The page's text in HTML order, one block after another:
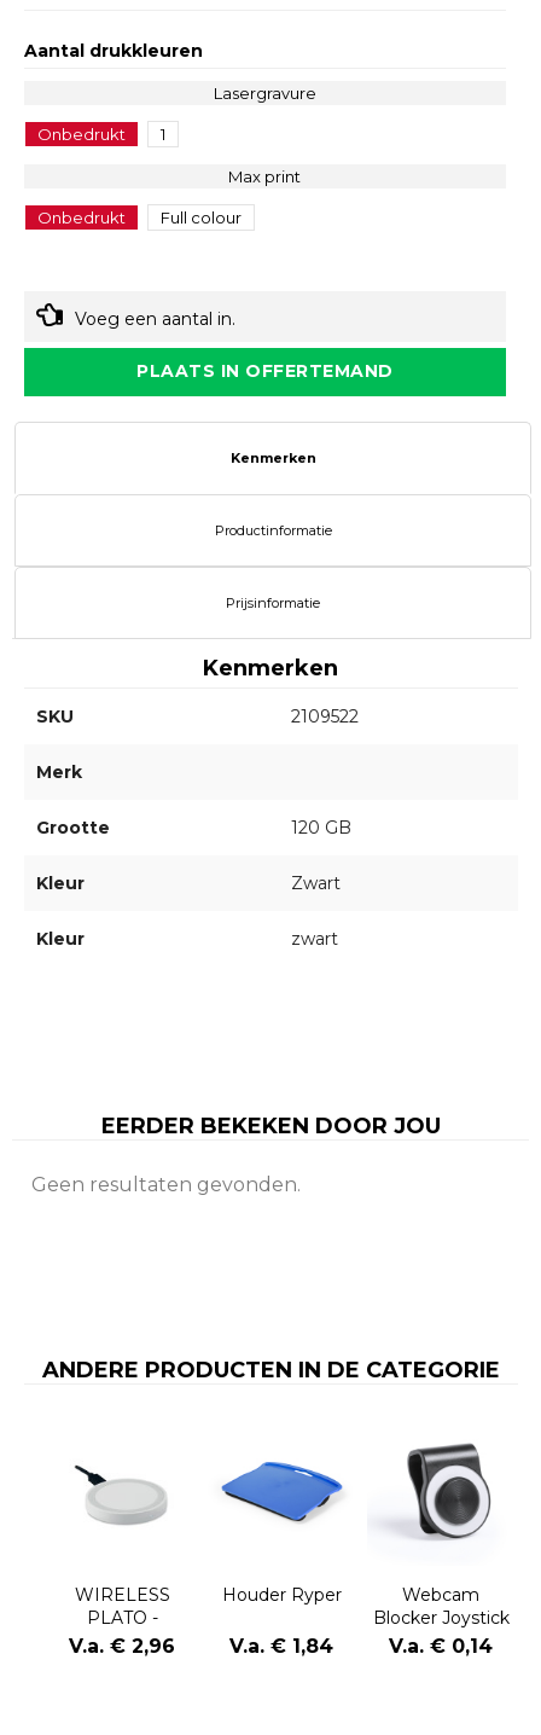
Aantal drukkleuren
Lasergravure
Onbedrukt 1
Max print
Onbedrukt Full colour
Voeg een aantal in.
PLAATS IN OFFERTEMAND
Kenmerken
Productinformatie
Prijsinformatie
Kenmerken
SKU 2109522
Merk
Grootte 120 GB
Kleur Zwart
Kleur zwart
EERDER BEKEKEN DOOR JOU
Geen resultaten gevonden.
ANDERE PRODUCTEN IN DE CATEGORIE
WIRELESS
PLATO -
Draadloze
oplader
V.a. € 2,96
Houder Ryper
V.a. € 1,84
Webcam
Blocker Joystick
Maint
V.a. € 0,14